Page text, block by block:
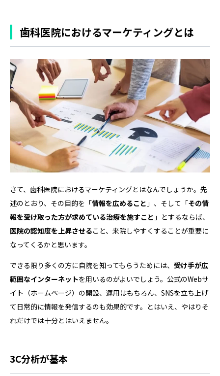
歯科医院におけるマーケティングとは
さて、歯科医院におけるマーケティングとはなんでしょうか。先
述のとおり、その目的を「情報を広めること 」、そして「その情
報を受け取った方が求めている治療を施すこと 」とするならば、
医院の認知度を上昇させること、来院しやすくすることが重要に
なってくるかと思います。
できる限り多くの方に自院を知ってもらうためには、 受け手が広
範囲なインターネットを用いるのがよいでしょう。公式のWebサ
イト（ホームページ）の開設、運用はもちろん、SNSを立ち上げ
て日常的に情報を発信するのも効果的です。とはいえ、やはりそ
れだけでは十分とはいえません。
3C分析が基本